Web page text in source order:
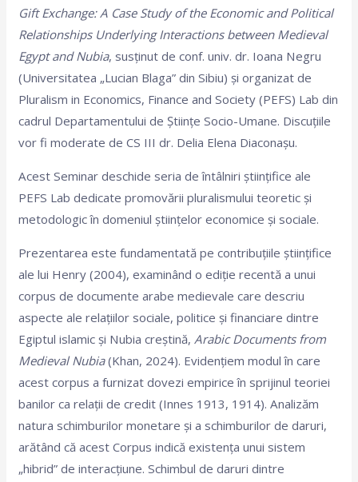
Gift Exchange: A Case Study of the Economic and Political
Relationships Underlying Interactions between Medieval
Egypt and Nubia, susținut de conf. univ. dr. Ioana Negru
(Universitatea „Lucian Blaga” din Sibiu) și organizat de
Pluralism in Economics, Finance and Society (PEFS) Lab din
cadrul Departamentului de Științe Socio-Umane. Discuțiile
vor fi moderate de CS III dr. Delia Elena Diaconaşu.
Acest Seminar deschide seria de întâlniri științifice ale
PEFS Lab dedicate promovării pluralismului teoretic și
metodologic în domeniul științelor economice și sociale.
Prezentarea este fundamentată pe contribuțiile științifice
ale lui Henry (2004), examinând o ediție recentă a unui
corpus de documente arabe medievale care descriu
aspecte ale relațiilor sociale, politice și financiare dintre
Egiptul islamic și Nubia creștină, Arabic Documents from
Medieval Nubia(Khan, 2024). Evidențiem modul în care
acest corpus a furnizat dovezi empirice în sprijinul teoriei
banilor ca relații de credit (Innes 1913, 1914). Analizăm
natura schimburilor monetare și a schimburilor de daruri,
arătând că acest Corpus indică existența unui sistem
„hibrid” de interacțiune. Schimbul de daruri dintre